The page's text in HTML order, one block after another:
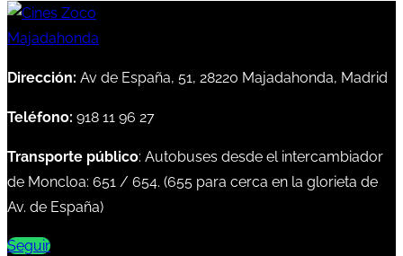
Dirección: Av de España, 51, 28220 Majadahonda, Madrid
Teléfono: 918 11 96 27
Transporte público: Autobuses desde el intercambiador
de Moncloa: 651 / 654. (655 para cerca en la glorieta de
Av. de España)
Seguir